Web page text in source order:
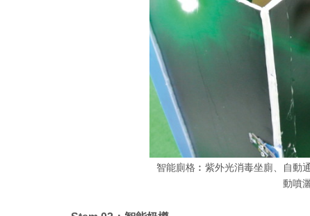
智能廁格︰紫外光消毒坐廁、自動
動噴